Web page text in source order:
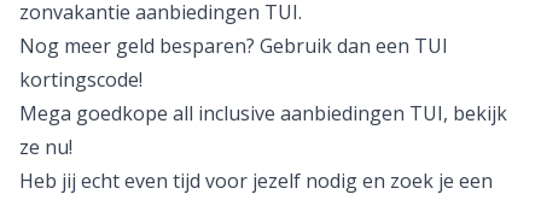
zonvakantie aanbiedingen TUI.
Nog meer geld besparen? Gebruik dan een TUI
kortingscode!
Mega goedkope all inclusive aanbiedingen TUI, bekijk
ze nu!
Heb jij echt even tijd voor jezelf nodig en zoek je een